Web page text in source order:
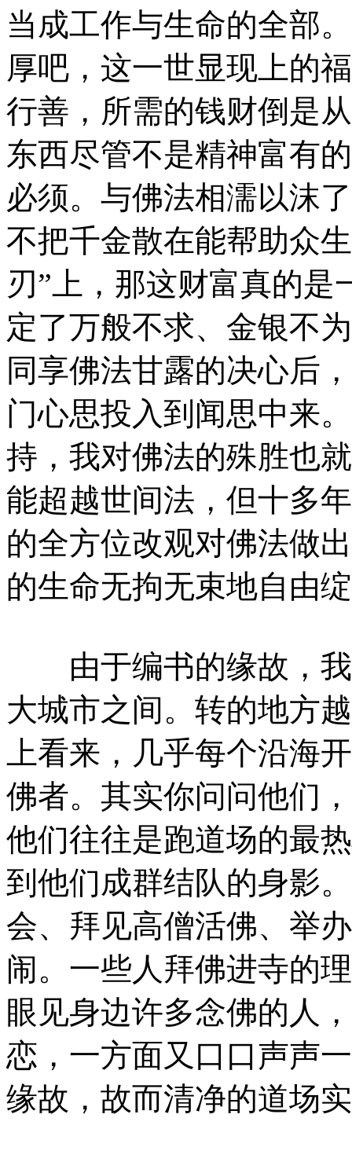
当成工作与生命的全部
厚吧，这一世显现上的
行善，所需的钱财倒是
东西尽管不是精神富有
必须。与佛法相濡以沫
不把千金散在能帮助众
刃”上，那这财富真的
定了万般不求、金银不
同享佛法甘露的决心后
门心思投入到闻思中来
持，我对佛法的殊胜也
能超越世间法，但十多
的全方位改观对佛法做
的生命无拘无束地自由
由于编书的缘故，我
大城市之间。转的地方
上看来，几乎每个沿海
佛者。其实你问问他们
他们往往是跑道场的最
到他们成群结队的身影
会、拜见高僧活佛、举
闹。一些人拜佛进寺的
眼见身边许多念佛的人
恋，一方面又口口声声
缘故，故而清净的道场